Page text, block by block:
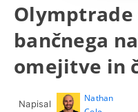
bančnega
omejitve in
Napisal
Nathan